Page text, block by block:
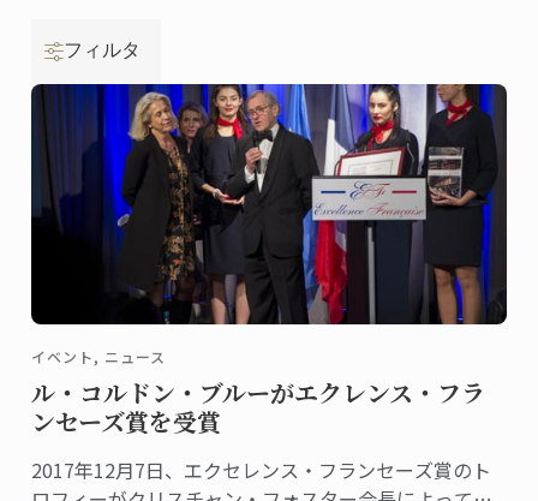
フィルタ
イベント, ニュース
ル・コルドン・ブルーがエクレンス・フラ
ンセーズ賞を受賞
2017年12月7日、エクセレンス・フランセーズ賞のト